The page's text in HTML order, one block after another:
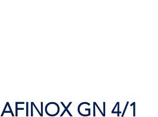
AFINOX GN 4/1